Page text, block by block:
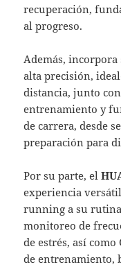
recuperación,
al progreso.
Además,
alta precisión,
distancia, junto
entrenamiento y
de carrera, desde
preparación para
Por su parte, el
experiencia
running a su
monitoreo de
de estrés, así
de entrenamiento,